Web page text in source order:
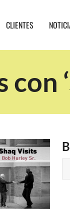
CLIENTES